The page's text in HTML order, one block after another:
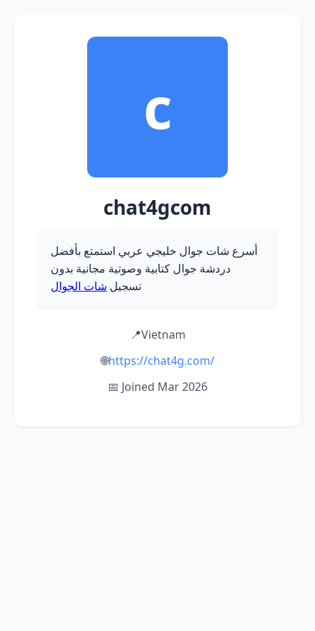
c
chat4gcom
أسرع شات جوال خليجي عربي استمتع بأفضل
دردشة جوال كتابية وصوتية مجانية بدون
تسجيل شات الجوال
📍Vietnam
🌐https://chat4g.com/
📅 Joined Mar 2026